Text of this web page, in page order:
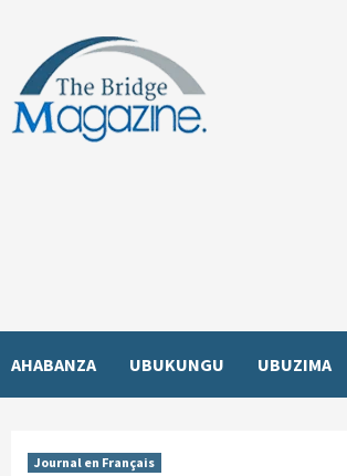
content
AHABANZA UBUKUNGU UBUZIMA
Journal en Français